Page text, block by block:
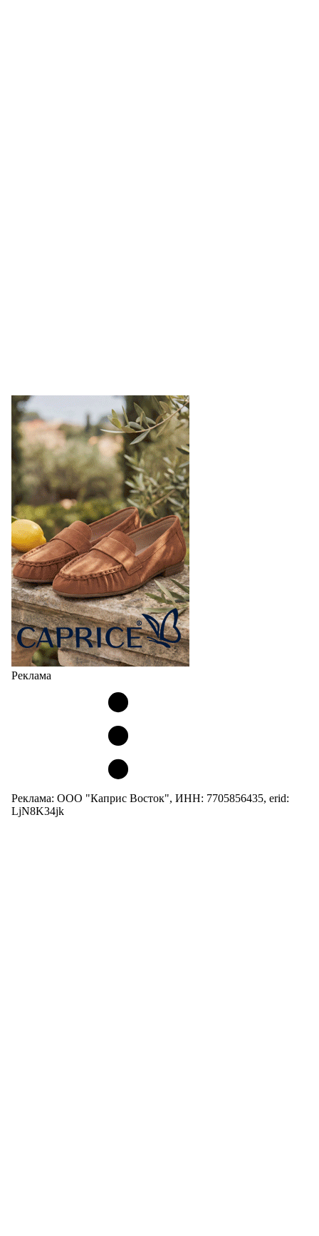
Реклама
Реклама: ООО "Каприс Восток", ИНН: 7705856435, erid:
LjN8K34jk